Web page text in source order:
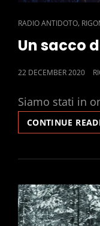
CAT
LINKS
RADIO ANTIDOTO,
Un sacco
POSTED
22 DECEMBER 2020
Siamo stati in
CONTINUE